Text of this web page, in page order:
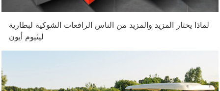
لماذا يختار المزيد والمزيد من الناس الرافعات الشوكية لبطارية
ليثيوم أيون